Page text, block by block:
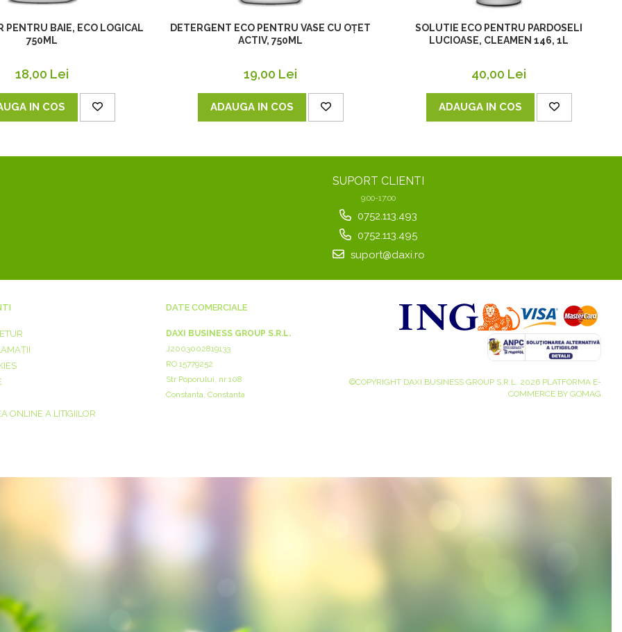
PENTRU BAIE, ECO LOGICAL
750ML
18,00 Lei
IN COS
DETERGENT ECO PENTRU VASE CU OȚET
ACTIV, 750ML
19,00 Lei
ADAUGA IN COS
SOLUTIE ECO PENTRU PARDOSELI
LUCIOASE, CLEAMEN 146, 1L
40,00 Lei
ADAUGA IN COS
SUPORT CLIENTI
9:00-17:00
0752.113.493
0752.113.495
suport@daxi.ro
ONLINE A LITIGIILOR
DATE COMERCIALE
DAXI BUSINESS GROUP S.R.L.
J2003002819133
RO 15779252
Str Poporului, nr 108
Constanta, Constanta
©COPYRIGHT DAXI BUSINESS GROUP S.R.L. 2026 PLATFORMA E-
COMMERCE BY GOMAG